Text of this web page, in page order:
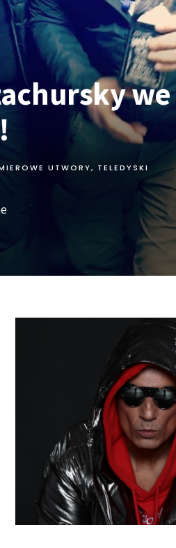
we
UTWORY, TELEDYSKI